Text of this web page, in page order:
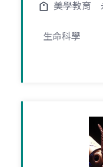
美學教育
生命科學